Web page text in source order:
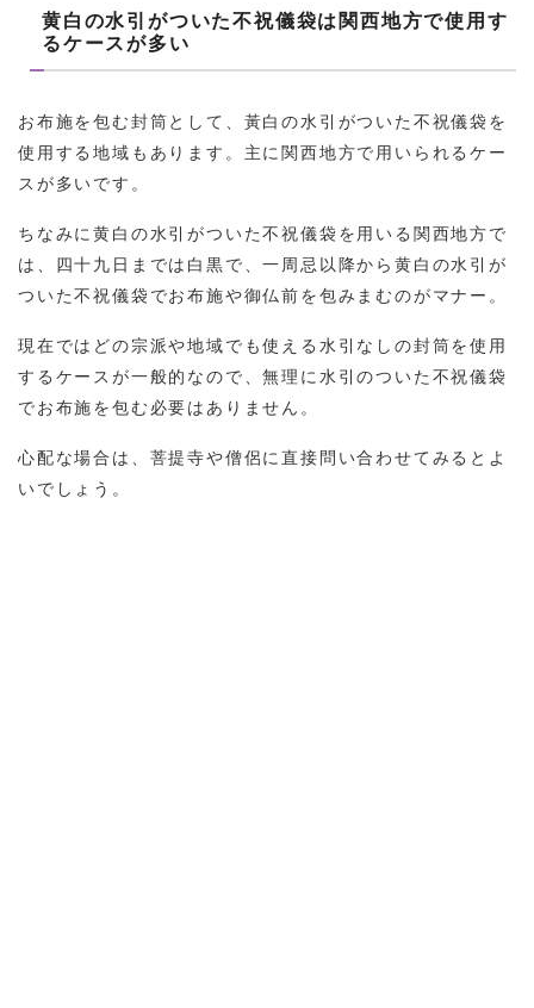
黄白の水引がついた不祝儀袋は関西地方で使用す
るケースが多い
お布施を包む封筒として、黃白の水引がついた不祝儀袋を
使用する地域もあります。主に関西地方で用いられるケー
スが多いです。
ちなみに黄白の水引がついた不祝儀袋を用いる関西地方で
は、四十九日までは白黒で、一周忌以降から黄白の水引が
ついた不祝儀袋でお布施や御仏前を包みまむのがマナー。
現在ではどの宗派や地域でも使える水引なしの封筒を使用
するケースが一般的なので、無理に水引のついた不祝儀袋
でお布施を包む必要はありません。
心配な場合は、菩提寺や僧侶に直接問い合わせてみるとよ
いでしょう。